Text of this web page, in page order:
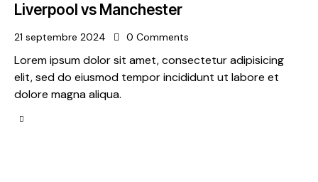
Liverpool vs Manchester
21 septembre 2024 0 Comments
Lorem ipsum dolor sit amet, consectetur adipisicing
elit, sed do eiusmod tempor incididunt ut labore et
dolore magna aliqua.